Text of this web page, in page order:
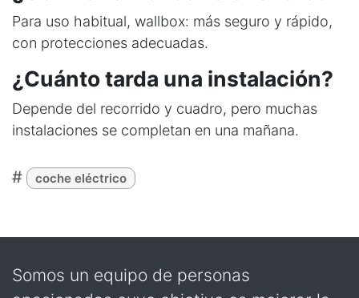
Para uso habitual, wallbox: más seguro y rápido,
con protecciones adecuadas.
¿Cuánto tarda una instalación?
Depende del recorrido y cuadro, pero muchas
instalaciones se completan en una mañana.
# coche eléctrico
Somos un equipo de personas